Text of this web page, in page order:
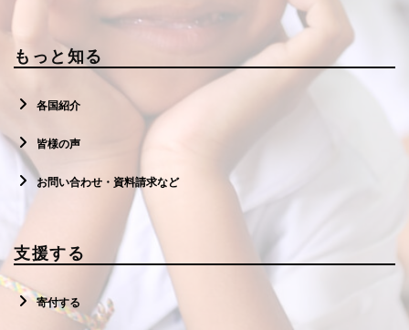
もっと知る
各国紹介
皆様の声
お問い合わせ・資料請求など
支援する
寄付する